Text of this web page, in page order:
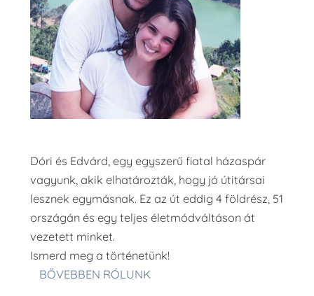
Dóri és Edvárd, egy egyszerű fiatal házaspár
vagyunk, akik elhatározták, hogy jó útitársai
lesznek egymásnak. Ez az út eddig 4 földrész, 51
országán és egy teljes életmódváltáson át
vezetett minket.
Ismerd meg a történetünk!
BŐVEBBEN RÓLUNK